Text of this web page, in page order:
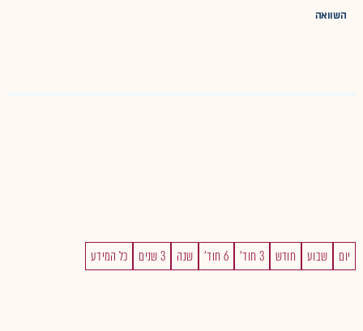
השוואה
יום שבוע חודש 3 חוד' 6 חוד' שנה 3 שנים כל המידע